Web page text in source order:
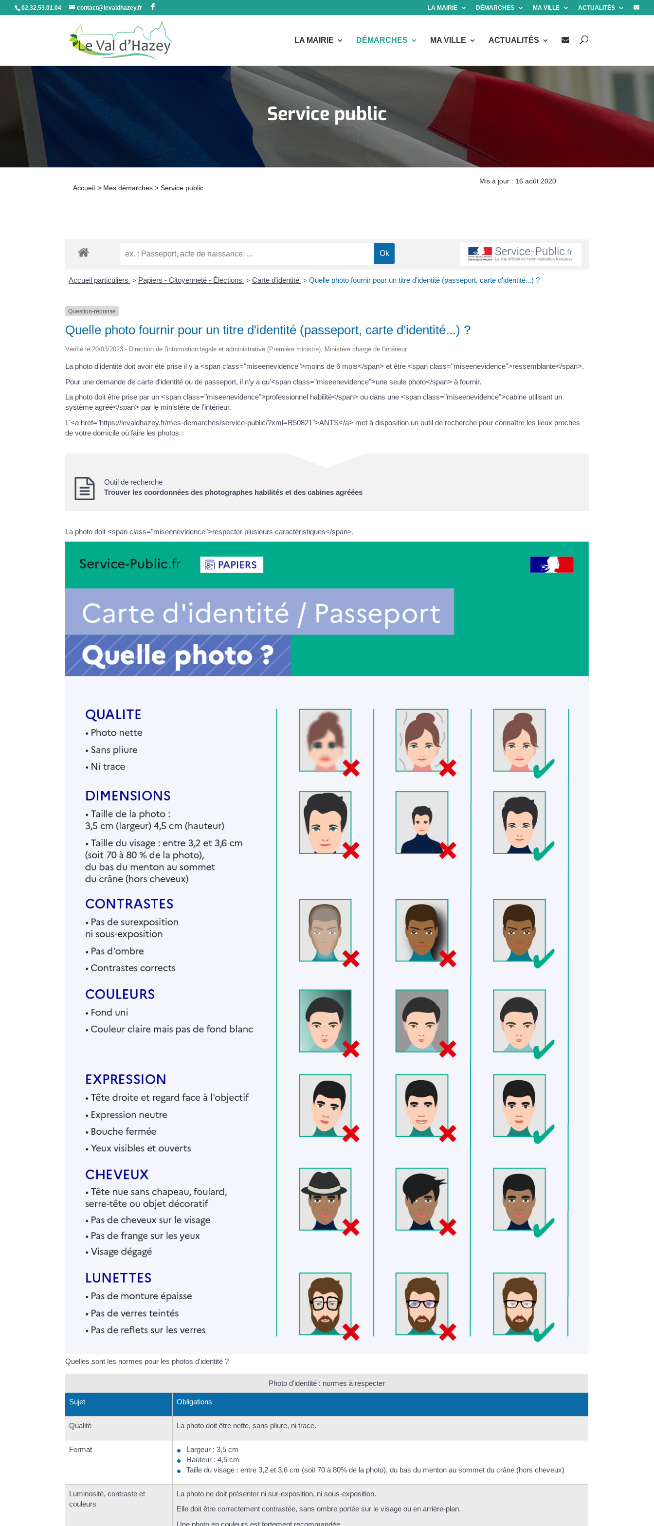
02.32.53.01.04 contact@levaldhazey.fr LA MAIRIE DÉMARCHES MA VILLE ACTUALITÉS
LA MAIRIE DÉMARCHES MA VILLE ACTUALITÉS
Service public
Accueil > Mes démarches > Service public
Mis à jour : 16 août 2020
Accueil particuliers > Papiers - Citoyenneté - Élections > Carte d'identité > Quelle photo fournir pour un titre d'identité (passeport, carte d'identité...) ?
Question-réponse
Quelle photo fournir pour un titre d'identité (passeport, carte d'identité...) ?
Vérifié le 20/03/2023 - Direction de l'information légale et administrative (Première ministre), Ministère chargé de l'intérieur
La photo d'identité doit avoir été prise il y a <span class="miseenevidence">moins de 6 mois</span> et être <span class="miseenevidence">ressemblante</span>.
Pour une demande de carte d'identité ou de passeport, il n'y a qu'<span class="miseenevidence">une seule photo</span> à fournir.
La photo doit être prise par un <span class="miseenevidence">professionnel habilité</span> ou dans une <span class="miseenevidence">cabine utilisant un
système agréé</span> par le ministère de l'intérieur.
L'<a href="https://levaldhazey.fr/mes-demarches/service-public/?xml=R50821">ANTS</a> met à disposition un outil de recherche pour connaître les lieux proches
de votre domicile où faire les photos :
Outil de recherche
Trouver les coordonnées des photographes habilités et des cabines agréées
La photo doit <span class="miseenevidence">respecter plusieurs caractéristiques</span>.
Quelles sont les normes pour les photos d'identité ?
Photo d'identité : normes à respecter
Sujet Obligations
Qualité La photo doit être nette, sans pliure, ni trace.
Format
Largeur : 3,5 cm
Hauteur : 4,5 cm
Taille du visage : entre 3,2 et 3,6 cm (soit 70 à 80% de la photo), du bas du menton au sommet du crâne (hors cheveux)
Luminosité, contraste et
couleurs
La photo ne doit présenter ni sur-exposition, ni sous-exposition.
Elle doit être correctement contrastée, sans ombre portée sur le visage ou en arrière-plan.
Une photo en couleurs est fortement recommandée.